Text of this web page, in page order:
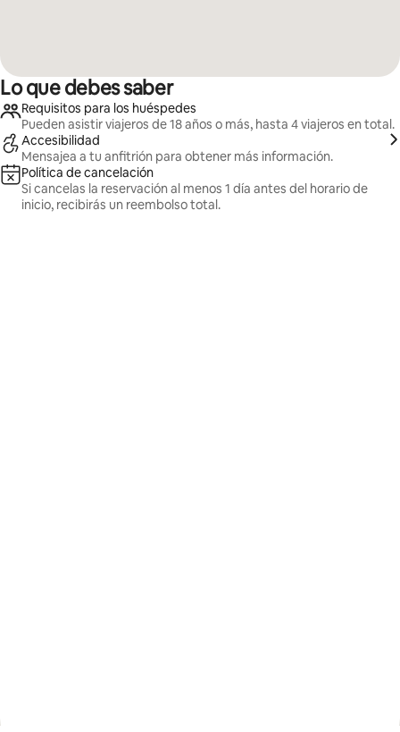
Lo que debes saber
Requisitos para los huéspedes
Pueden asistir viajeros de 18 años o más, hasta 4 viajeros en total.
Accesibilidad
Mensajea a tu anfitrión para obtener más información.
Política de cancelación
Si cancelas la reservación al menos 1 día antes del horario de
inicio, recibirás un reembolso total.